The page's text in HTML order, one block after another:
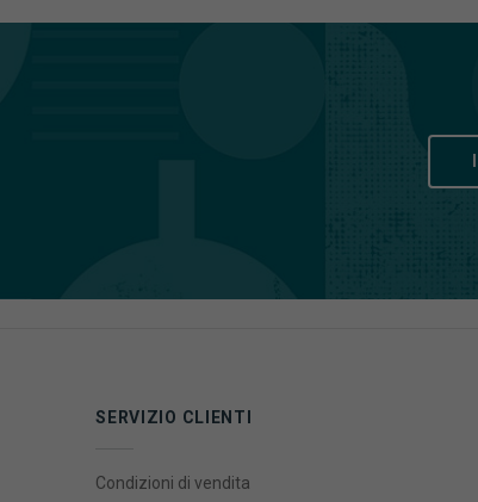
SERVIZIO CLIENTI
Condizioni di vendita